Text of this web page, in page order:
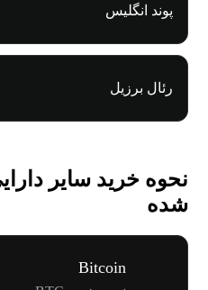
پوند انگلیس
رئال برزیل
نحوه خرید سایر
شده
Bitcoin